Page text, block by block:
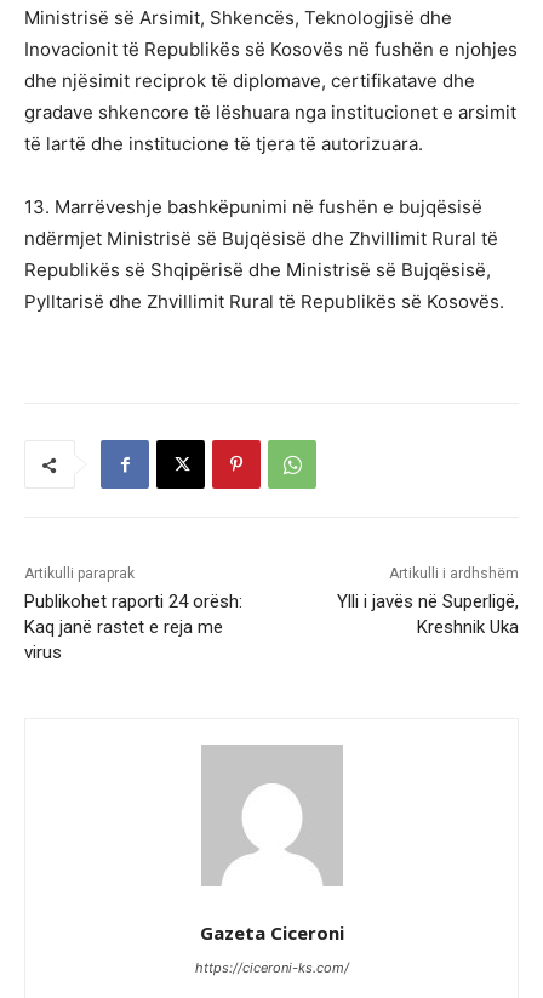
Ministrisë së Arsimit, Shkencës, Teknologjisë dhe
Inovacionit të Republikës së Kosovës në fushën e njohjes
dhe njësimit reciprok të diplomave, certifikatave dhe
gradave shkencore të lëshuara nga institucionet e arsimit
të lartë dhe institucione të tjera të autorizuara.
13. Marrëveshje bashkëpunimi në fushën e bujqësisë
ndërmjet Ministrisë së Bujqësisë dhe Zhvillimit Rural të
Republikës së Shqipërisë dhe Ministrisë së Bujqësisë,
Pylltarisë dhe Zhvillimit Rural të Republikës së Kosovës.
Artikulli paraprak
Publikohet raporti 24 orësh:
Kaq janë rastet e reja me
virus
Artikulli i ardhshëm
Ylli i javës në Superligë,
Kreshnik Uka
Gazeta Ciceroni
https://ciceroni-ks.com/